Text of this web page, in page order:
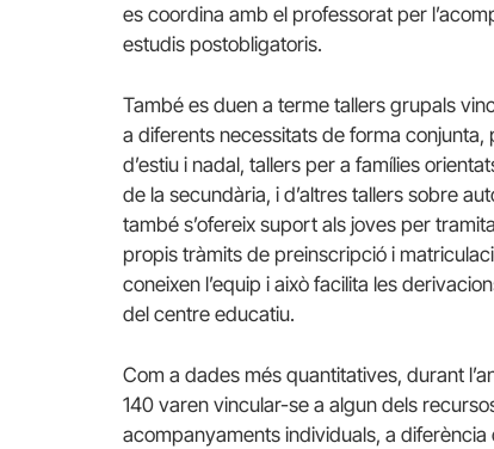
es coordina amb el professorat per
estudis postobligatoris.
També es duen a terme tallers grupals
a diferents necessitats de forma conjunta,
d’estiu i nadal, tallers per a famílies
de la secundària, i d’altres tallers sobre
també s’ofereix suport als joves per
propis tràmits de preinscripció i
coneixen l’equip i això facilita les
del centre educatiu.
Com a dades més quantitatives, durant
140 varen vincular-se a algun dels
acompanyaments individuals, a